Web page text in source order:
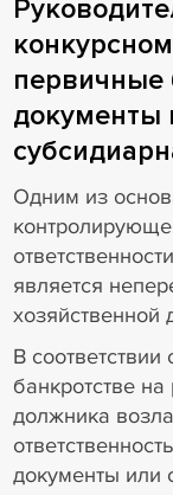
первичные
документы
Одним из
является
хозяйственной
В соответствии
банкротстве
должника
документы или